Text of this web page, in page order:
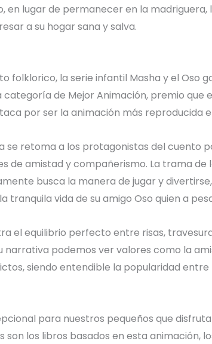
en lugar de permanecer en la
a su hogar sana y salva.
folklorico, la serie infantil Masha y el Oso
categoría de Mejor Animación, premio que
por ser la animación más reproducida
se retoma a los protagonistas del cuento
de amistad y compañerismo. La trama de
busca la manera de jugar y
tranquila vida de su amigo Oso quien a
el equilibrio perfecto entre risas,
narrativa podemos ver valores como la
siendo entendible la popularidad
para nuestros pequeños que
los libros basados en esta animación,